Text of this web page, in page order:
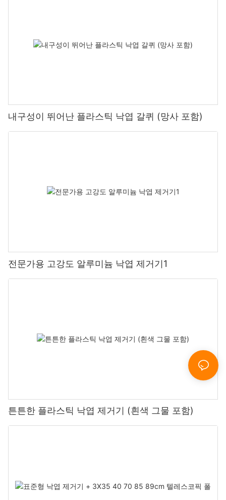
내구성이 뛰어난 플라스틱 낙엽 갈퀴 (망사 포함)
전문가용 고강도 알루미늄 낙엽 제거기1
튼튼한 플라스틱 낙엽 제거기 (흰색 그물 포함)